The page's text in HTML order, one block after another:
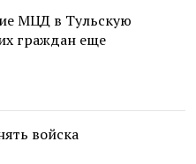
МЦД в Тульскую
граждан еще
войска